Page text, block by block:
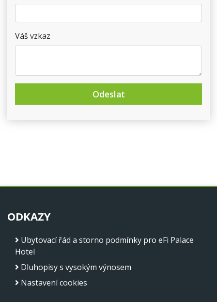
Váš vzkaz
Odeslat
ODKAZY
Ubytovací řád a storno podmínky pro eFi Palace
Hotel
Dluhopisy s vysokým výnosem
Nastavení cookies